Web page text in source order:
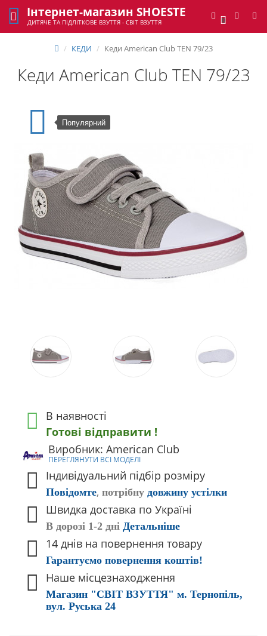
0
Інтернет-магазин SHOESTE
ДИТЯЧЕ ТА ПІДЛІТКОВЕ ВЗУТТЯ - СВІТ ВЗУТТЯ
КЕДИ Кеди American Club TEN 79/23
Кеди American Club TEN 79/23
Популярний
В наявності
Готові відправити !
Виробник: American Club
ПЕРЕГЛЯНУТИ ВСІ МОДЕЛІ
Індивідуальний підбір розміру
Повідомте, потрібну довжину устілки
Швидка доставка по Україні
В дорозі 1-2 дні Детальніше
14 днів на повернення товару
Гарантуємо повернення коштів!
Наше місцезнаходження
Магазин "СВІТ ВЗУТТЯ" м. Тернопіль,
вул. Руська 24